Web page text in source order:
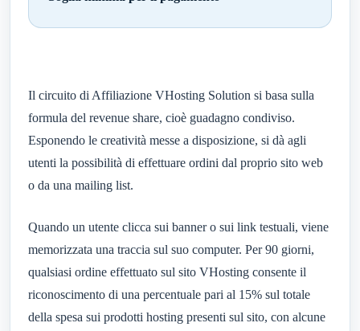
Il circuito di Affiliazione VHosting Solution si basa sulla
formula del revenue share, cioè guadagno condiviso.
Esponendo le creatività messe a disposizione, si dà agli
utenti la possibilità di effettuare ordini dal proprio sito web
o da una mailing list.
Quando un utente clicca sui banner o sui link testuali, viene
memorizzata una traccia sul suo computer. Per 90 giorni,
qualsiasi ordine effettuato sul sito VHosting consente il
riconoscimento di una percentuale pari al 15% sul totale
della spesa sui prodotti hosting presenti sul sito, con alcune